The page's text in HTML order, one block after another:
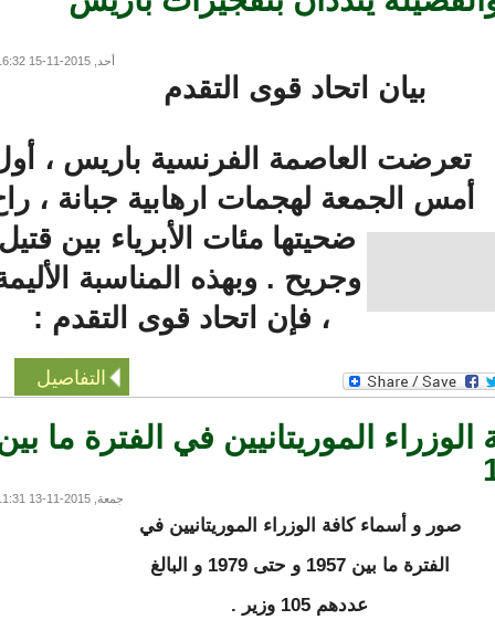
بيان اتحاد قوى التقدم
تعرضت العاصمة الفرنسية باريس ، أول
الجمعة لهجمات ارهابية جبانة ، راح
ضحيتها مئات الأبرياء بين قتيل
وجريح . وبهذه المناسبة الأليمة
، فإن اتحاد قوى التقدم :
التفاصيل
الموريتانيين في الفترة ما بين
جمعة, 2015-11-13 11:31
صور و أسماء كافة الوزراء الموريتانيين في
الفترة ما بين 1957 و حتى 1979 و البالغ
عددهم 105 وزير .